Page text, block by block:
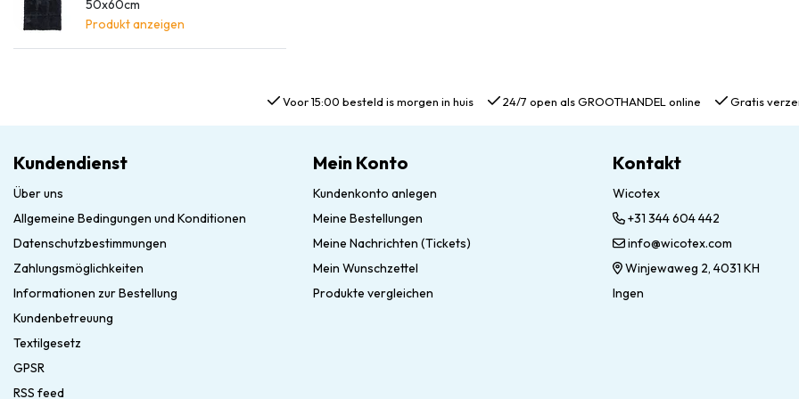
50x60cm
Produkt anzeigen
Voor 15:00 besteld is morgen in huis 24/7 open als GROOTHANDEL online Gratis
Kundendienst
Über uns
Allgemeine Bedingungen und Konditionen
Datenschutzbestimmungen
Zahlungsmöglichkeiten
Informationen zur Bestellung
Kundenbetreuung
Textilgesetz
GPSR
RSS feed
Mein Konto
Kundenkonto anlegen
Meine Bestellungen
Meine Nachrichten (Tickets)
Mein Wunschzettel
Produkte vergleichen
Kontakt
Wicotex
+31 344 604 442
info@wicotex.com
Winjewaweg 2, 4031 KH
Ingen